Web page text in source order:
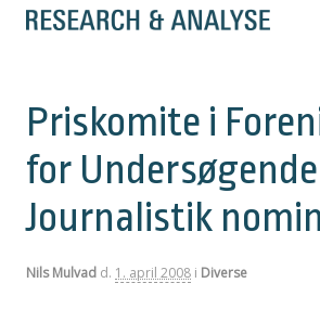
Priskomite i
for Undersøgende
Journalistik
Nils Mulvad d. 1. april 2008 i Diverse